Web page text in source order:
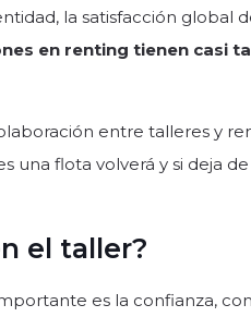
la satisfacción global
en renting tienen casi
entre talleres y
una flota volverá y si deja
el taller?
es la confianza,